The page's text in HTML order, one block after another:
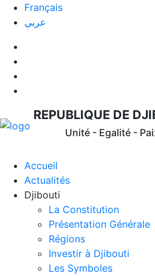
Français
عربي
REPUBLIQUE DE
Unité - Egalité -
Accueil
Actualités
Djibouti
La Constitution
Présentation Générale
Régions
Investir à Djibouti
Les Symboles